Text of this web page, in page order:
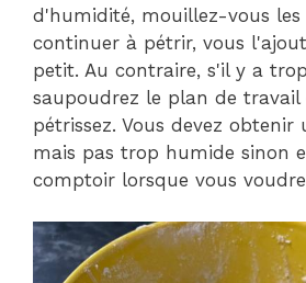
d'humidité, mouillez-vous
continuer à pétrir, vous
petit. Au contraire, s'il y a
saupoudrez le plan de travail
pétrissez. Vous devez obtenir
mais pas trop humide sinon
comptoir lorsque vous